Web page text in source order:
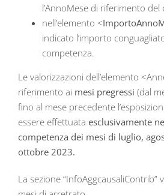
l’AnnoMese di riferimento del
nell’elemento <
indicato l’importo
competenza.
Le valorizzazioni dell’elemento
riferimento ai mesi pregressi (dal
fino al mese precedente
essere effettuata esclusivamente
competenza dei mesi di luglio,
ottobre 2023.
La sezione